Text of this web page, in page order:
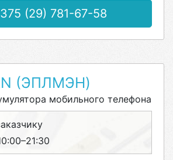
(29) 781-67-58
(ЭПЛМЭН)
мобильного телефона